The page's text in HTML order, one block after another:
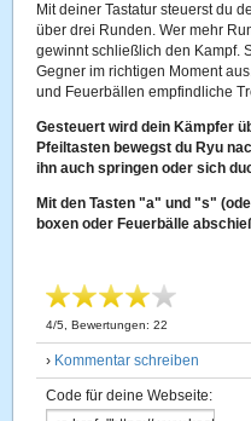
Mit deiner Tastatur steuerst du
über drei Runden. Wer mehr
gewinnt schließlich den Kampf.
Gegner im richtigen Moment
und Feuerbällen empfindliche
Gesteuert wird dein Kämpfer
Pfeiltasten bewegst du Ryu
ihn auch springen oder sich
Mit den Tasten "a" und "s"
boxen oder Feuerbälle
4/5 , Bewertungen:22
› Kommentar schreiben
Code für deine Webseite: